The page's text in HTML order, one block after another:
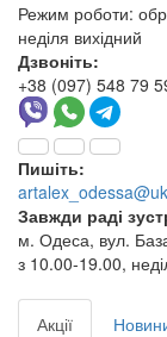
Режим роботи:
неділя вихідний
Дзвоніть:
+38 (097) 548 79
Пишіть:
Завжди раді
м. Одеса, вул.
з 10.00-19.00,
Акції